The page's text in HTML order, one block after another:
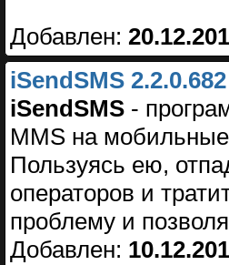
Добавлен:
iSendSMS
iSendSMS -
MMS на
Пользуясь ею,
операторов и
проблему и
Добавлен: